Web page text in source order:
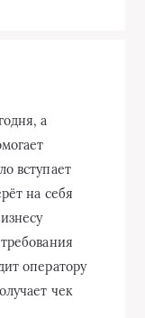
а
вступает
на себя
оператору
чек